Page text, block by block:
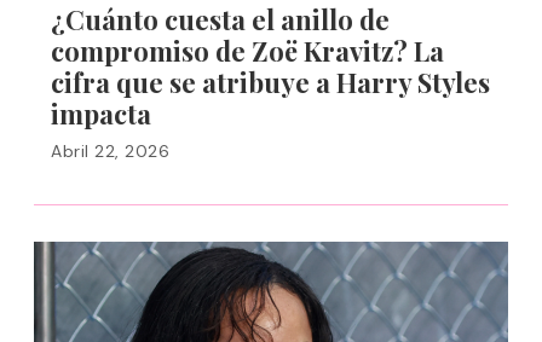
¿Cuánto cuesta el anillo de
compromiso de Zoë Kravitz? La
cifra que se atribuye a Harry Styles
impacta
Abril 22, 2026